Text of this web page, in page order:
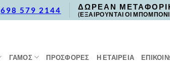
698 579 2144 ΔΩΡΕΑΝ
(ΕΞΑΙΡΟΥΝΤΑΙ ΟΙ
ΓΑΜΟΣ ΠΡΟΣΦΟΡΈΣ Η ΕΤΑΙΡΕΙΑ